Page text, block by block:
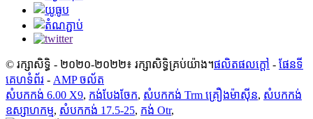
© រក្សាសិទ្ធិ - ២០២០-២០២២៖ រក្សាសិទ្ធិគ្រប់យ៉ាង។ផលិតផលក្តៅ - ផែនទី
គេហទំព័រ - AMP ចល័ត
សំបកកង់ 6.00 X9, កង់បែងចែក, សំបកកង់ Trm គ្រឿងម៉ាស៊ីន, សំបកកង់
ឧស្សាហកម្ម, សំបកកង់ 17.5-25, កង់ Otr,